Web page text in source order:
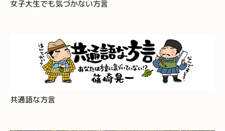
女子大生でも気づかない方言
共通語な方言